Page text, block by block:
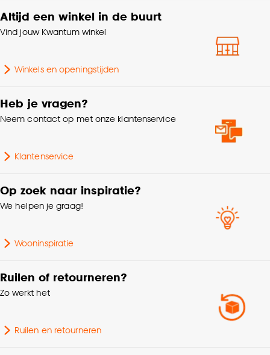
klikken.
Goed om te weten is dat je deze keuze altijd nog
cookieverklaring.
Gewicht 1.05 Kg
Interieurstijl
Modern, Industrieel,
Breedte
Kleurtint
Altijd een winkel in de buurt
Vind jouw Kwantum winkel
Winkels en openingstijden
Heb je vragen?
Neem contact op met onze klantenservice
Klantenservice
Op zoek naar inspiratie?
We helpen je graag!
Wooninspiratie
Ruilen of retourneren?
Zo werkt het
Ruilen en retourneren